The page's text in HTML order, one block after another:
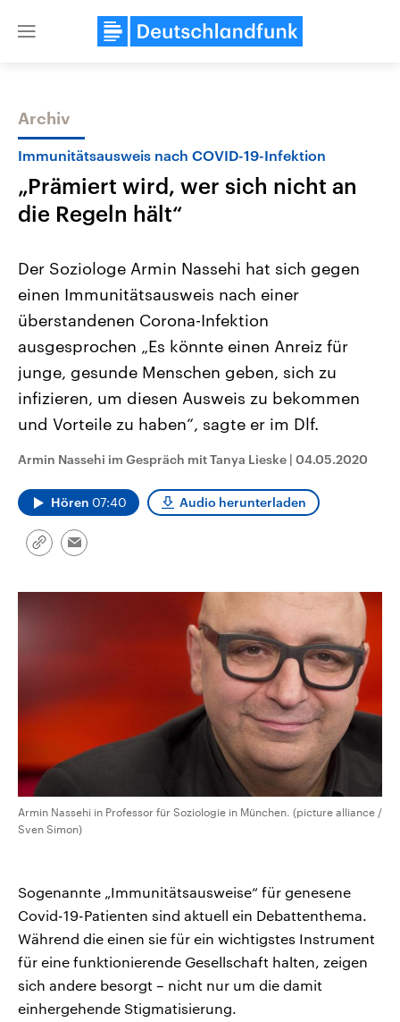
Close
Themen
USA
Aktuelle Beiträge, Analysen und
Wirtschaftlich und militärisch
gehören die Vereinigten Staaten zu
den mächtigsten Ländern der Erde,
mit großem Einfluss auf das
Nahostkonflikt
Aktuelle Lage und
Der Überfall der
Terrororganisation Hamas
Oktober 2023 auf Israel
Region wieder die Gewalt
Israel möchte die Hamas
Libanon vom Iran
Sendungen Programm Podcasts
Audio-Archiv
Archiv
Immunitätsausweis nach COVID-19-Infektion
„Prämiert wird, wer sich nicht an
die Regeln hält“
Der Soziologe Armin Nassehi hat sich gegen
einen Immunitätsausweis nach einer
überstandenen Corona-Infektion
ausgesprochen „Es könnte einen Anreiz für
junge, gesunde Menschen geben, sich zu
infizieren, um diesen Ausweis zu bekommen
und Vorteile zu haben“, sagte er im Dlf.
Armin Nassehi im Gespräch mit Tanya Lieske | 04.05.2020
Hören 07:40 Audio herunterladen
Link
Email
Armin Nassehi in Professor für Soziologie in München. (picture alliance /
Sven Simon)
Sogenannte „Immunitätsausweise“ für genesene
Covid-19-Patienten sind aktuell ein Debattenthema.
Während die einen sie für ein wichtigstes Instrument
für eine funktionierende Gesellschaft halten, zeigen
sich andere besorgt – nicht nur um die damit
einhergehende Stigmatisierung.